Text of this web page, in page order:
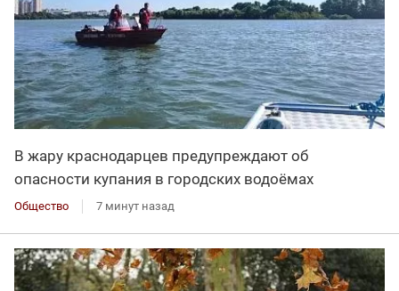
В жару краснодарцев предупреждают об
опасности купания в городских водоёмах
Общество 7 минут назад